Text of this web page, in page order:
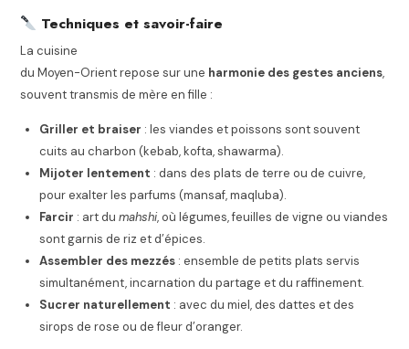
Techniques et savoir-faire
La cuisine
du Moyen-Orient repose sur une harmonie des gestes anciens,
souvent transmis de mère en fille :
Griller et braiser : les viandes et poissons sont souvent
cuits au charbon (kebab, kofta, shawarma).
Mijoter lentement : dans des plats de terre ou de cuivre,
pour exalter les parfums (mansaf, maqluba).
Farcir : art dumahshi, où légumes, feuilles de vigne ou viandes
sont garnis de riz et d’épices.
Assembler des mezzés : ensemble de petits plats servis
simultanément, incarnation du partage et du raffinement.
Sucrer naturellement : avec du miel, des dattes et des
sirops de rose ou de fleur d’oranger.